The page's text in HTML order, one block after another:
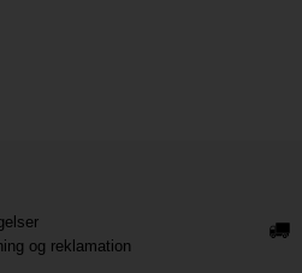
og reklamation